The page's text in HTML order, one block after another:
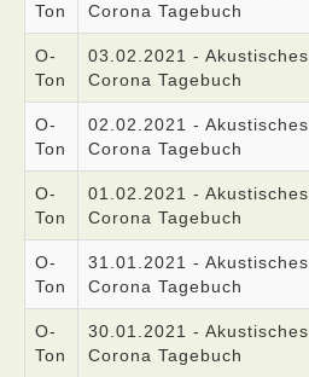
Ton
Corona Tagebuch
O-
Ton
03.02.2021 - Akustisches
Corona Tagebuch
O-
Ton
02.02.2021 - Akustisches
Corona Tagebuch
O-
Ton
01.02.2021 - Akustisches
Corona Tagebuch
O-
Ton
31.01.2021 - Akustisches
Corona Tagebuch
O-
Ton
30.01.2021 - Akustisches
Corona Tagebuch